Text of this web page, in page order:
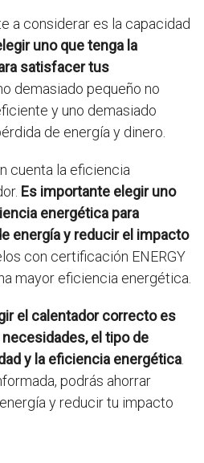
a considerar es la capacidad
uno que tenga la
satisfacer tus
demasiado pequeño no
y uno demasiado
de energía y dinero.
cuenta la eficiencia
Es importante elegir uno
energética para
energía y reducir el impacto
con certificación ENERGY
mayor eficiencia energética.
el calentador correcto es
el tipo de
y la eficiencia energética
podrás ahorrar
y reducir tu impacto